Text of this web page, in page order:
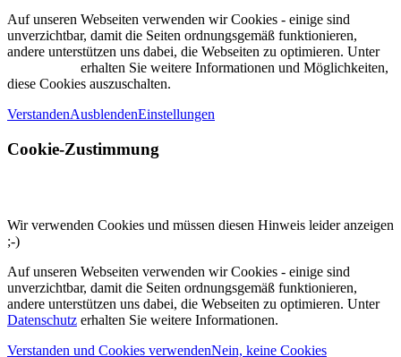
Auf unseren Webseiten verwenden wir Cookies - einige sind
unverzichtbar, damit die Seiten ordnungsgemäß funktionieren,
andere unterstützen uns dabei, die Webseiten zu optimieren. Unter
erhalten Sie weitere Informationen und Möglichkeiten,
diese Cookies auszuschalten.
VerstandenAusblendenEinstellungen
Cookie-Zustimmung
Wir verwenden Cookies und müssen diesen Hinweis leider anzeigen
;-)
Auf unseren Webseiten verwenden wir Cookies - einige sind
unverzichtbar, damit die Seiten ordnungsgemäß funktionieren,
andere unterstützen uns dabei, die Webseiten zu optimieren. Unter
Datenschutz erhalten Sie weitere Informationen.
Verstanden und Cookies verwendenNein, keine Cookies